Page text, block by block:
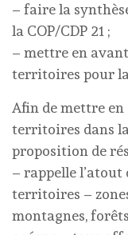
– faire la
la COP/CDP 21 ;
– mettre en
territoires pour la
Afin de mettre
territoires dans la
proposition de
– rappelle
territoires –
montagnes,